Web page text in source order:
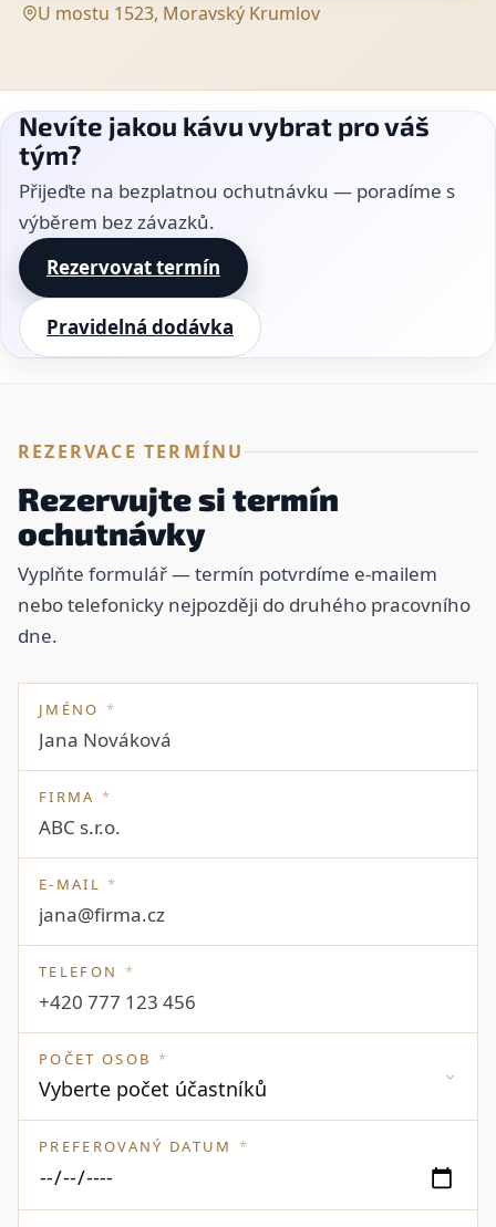
U mostu 1523, Moravský Krumlov
Nevíte jakou kávu vybrat pro váš
tým?
Přijeďte na bezplatnou ochutnávku — poradíme s
výběrem bez závazků.
Rezervovat termín
Pravidelná dodávka
REZERVACE TERMÍNU
Rezervujte si termín
ochutnávky
Vyplňte formulář — termín potvrdíme e-mailem
nebo telefonicky nejpozději do druhého pracovního
dne.
JMÉNO *
FIRMA *
E-MAIL *
TELEFON *
POČET OSOB *
PREFEROVANÝ DATUM *